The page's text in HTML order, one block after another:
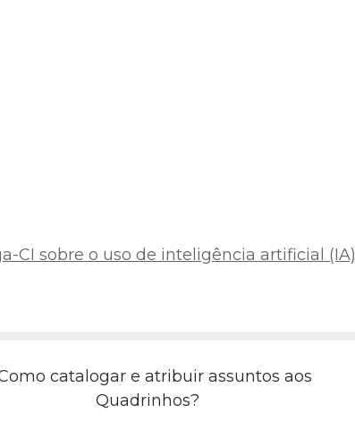
CI sobre o uso de inteligência artificial (IA)